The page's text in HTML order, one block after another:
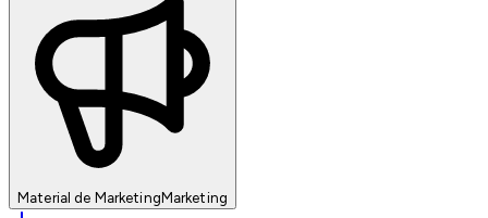
Material de MarketingMarketing